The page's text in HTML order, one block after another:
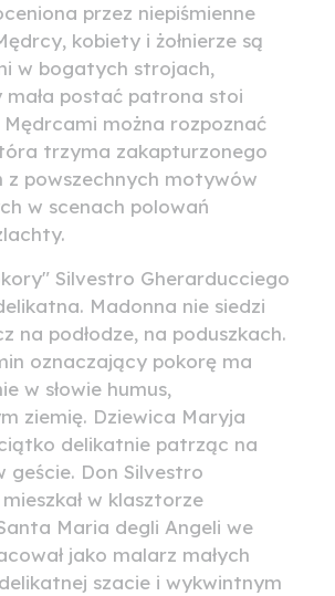
przez niepiśmienne
kobiety i żołnierze są
w bogatych strojach,
mała postać patrona stoi
Mędrcami można rozpoznać
trzyma zakapturzonego
z powszechnych motywów
w scenach polowań
Silvestro Gherarducciego
Madonna nie siedzi
na podłodze, na poduszkach.
oznaczający pokorę ma
w słowie humus,
ziemię. Dziewica Maryja
delikatnie patrząc na
geście. Don Silvestro
w klasztorze
Maria degli Angeli we
jako malarz małych
szacie i wykwintnym